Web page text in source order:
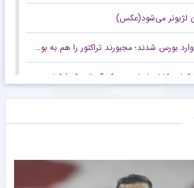
لژیونر می‌شود(عکس)
مجبورند تراکتور را هم به بورس ببرند/ بدهی‌های ما کمتر از ۲ میلیارد تومان است
ایران در رنکینگ المپیکی/ کیانی و میرحسینی در جمع ۲۰ تکواندوکار برتر جهان
و پرسپولیس در جهان